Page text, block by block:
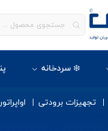
❄️ سردخانه
تجهیزات برودتی اواپراتور